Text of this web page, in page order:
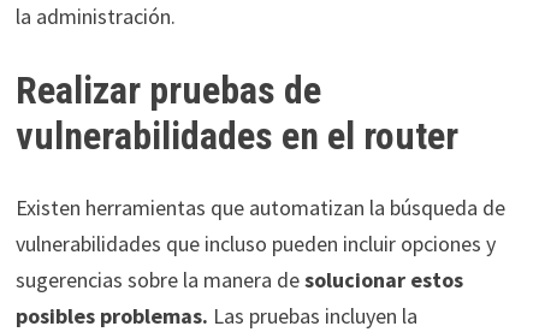
la administración.
Realizar pruebas de
vulnerabilidades en el router
Existen herramientas que automatizan la búsqueda de
vulnerabilidades que incluso pueden incluir opciones y
sugerencias sobre la manera desolucionar estos
posibles problemas. Las pruebas incluyen la